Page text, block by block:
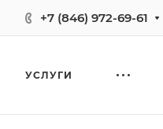
+7 (846) 972-69-61
УСЛУГИ